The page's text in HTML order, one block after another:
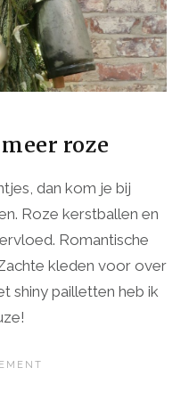
roze
dan kom je bij
Roze kerstballen en
Romantische
kleden voor over
shiny pailletten heb ik